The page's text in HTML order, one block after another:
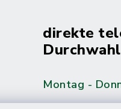
direkte
Durchwahl
Montag -